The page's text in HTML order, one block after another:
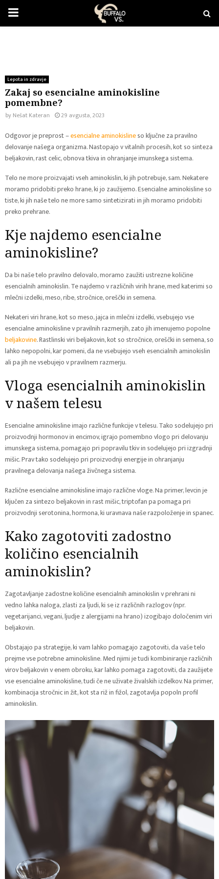
PRIMARY
Lepota in zdravje
Zakaj so esencialne aminokisline
pomembne?
by Nešat Kateran 29 avgusta, 2023
Odgovor je preprost –esencialne aminokislineso ključne za pravilno
delovanje našega organizma. Nastopajo v vitalnih procesih, kot so sinteza
beljakovin, rast celic, obnova tkiva in ohranjanje imunskega sistema.
Telo ne more proizvajati vseh aminokislin, ki jih potrebuje, sam. Nekatere
moramo pridobiti preko hrane, ki jo zaužijemo. Esencialne aminokisline so
tiste, ki jih naše telo ne more samo sintetizirati in jih moramo pridobiti
preko prehrane.
Kje najdemo esencialne
aminokisline?
Da bi naše telo pravilno delovalo, moramo zaužiti ustrezne količine
esencialnih aminokislin. Te najdemo v različnih virih hrane, med katerimi so
mlečni izdelki, meso, ribe, stročnice, oreščki in semena.
Nekateri viri hrane, kot so meso, jajca in mlečni izdelki, vsebujejo vse
esencialne aminokisline v pravilnih razmerjih, zato jih imenujemo popolne
beljakovine. Rastlinski viri beljakovin, kot so stročnice, oreščki in semena, so
lahko nepopolni, kar pomeni, da ne vsebujejo vseh esencialnih aminokislin
ali pa jih ne vsebujejo v pravilnem razmerju.
Vloga esencialnih aminokislin
v našem telesu
Esencialne aminokisline imajo različne funkcije v telesu. Tako sodelujejo pri
proizvodnji hormonov in encimov, igrajo pomembno vlogo pri delovanju
imunskega sistema, pomagajo pri popravilu tkiv in sodelujejo pri izgradnji
mišic. Prav tako sodelujejo pri proizvodnji energije in ohranjanju
pravilnega delovanja našega živčnega sistema.
Različne esencialne aminokisline imajo različne vloge. Na primer, levcin je
ključen za sintezo beljakovin in rast mišic, triptofan pa pomaga pri
proizvodnji serotonina, hormona, ki uravnava naše razpoloženje in spanec.
Kako zagotoviti zadostno
količino esencialnih
aminokislin?
Zagotavljanje zadostne količine esencialnih aminokislin v prehrani ni
vedno lahka naloga, zlasti za ljudi, ki se iz različnih razlogov (npr.
vegetarijanci, vegani, ljudje z alergijami na hrano) izogibajo določenim viri
beljakovin.
Obstajajo pa strategije, ki vam lahko pomagajo zagotoviti, da vaše telo
prejme vse potrebne aminokisline. Med njimi je tudi kombiniranje različnih
virov beljakovin v enem obroku, kar lahko pomaga zagotoviti, da zaužijete
vse esencialne aminokisline, tudi če ne uživate živalskih izdelkov. Na primer,
kombinacija stročnic in žit, kot sta riž in fižol, zagotavlja popoln profil
aminokislin.